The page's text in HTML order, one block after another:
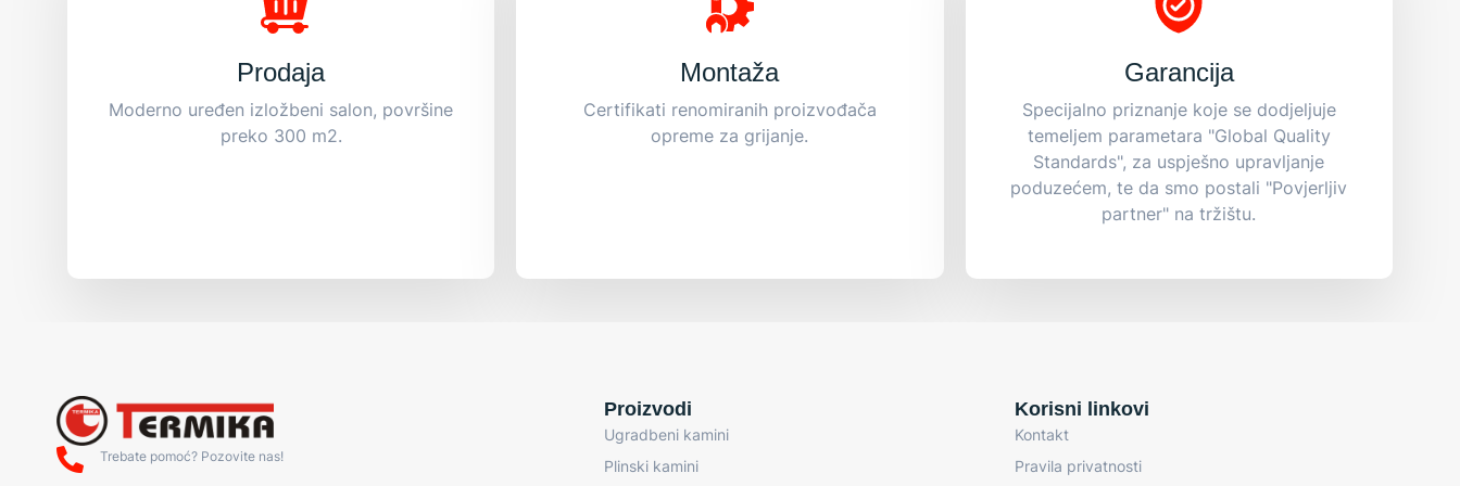
Prodaja
Moderno uređen izložbeni salon, površine
preko 300 m2.
Montaža
Certifikati renomiranih proizvođača
opreme za grijanje.
Garancija
Specijalno priznanje koje se dodjeljuje
temeljem parametara "Global Quality
Standards", za uspješno upravljanje
poduzećem, te da smo postali "Povjerljiv
partner" na tržištu.
Trebate pomoć? Pozovite nas!
Proizvodi
Ugradbeni kamini
Plinski kamini
Korisni linkovi
Kontakt
Pravila privatnosti